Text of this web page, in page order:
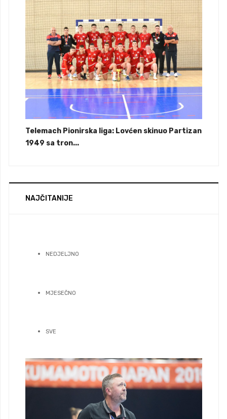
Telemach Pionirska liga: Lovćen skinuo Partizan
1949 sa tron...
NAJČITANIJE
NEDJELJNO
MJESEČNO
SVE